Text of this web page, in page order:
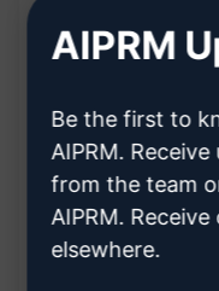
더 나은 버전의
수정된 Makefile
뢰성이 향상됨
Claude 사용해 보기
AIPRM
Be the first to
AIPRM.
from the team
AIPRM.
elsewhere.